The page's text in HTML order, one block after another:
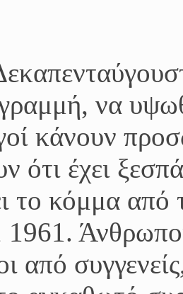
να
κάνουν
ότι έχει
το κόμμα από
1961.
από